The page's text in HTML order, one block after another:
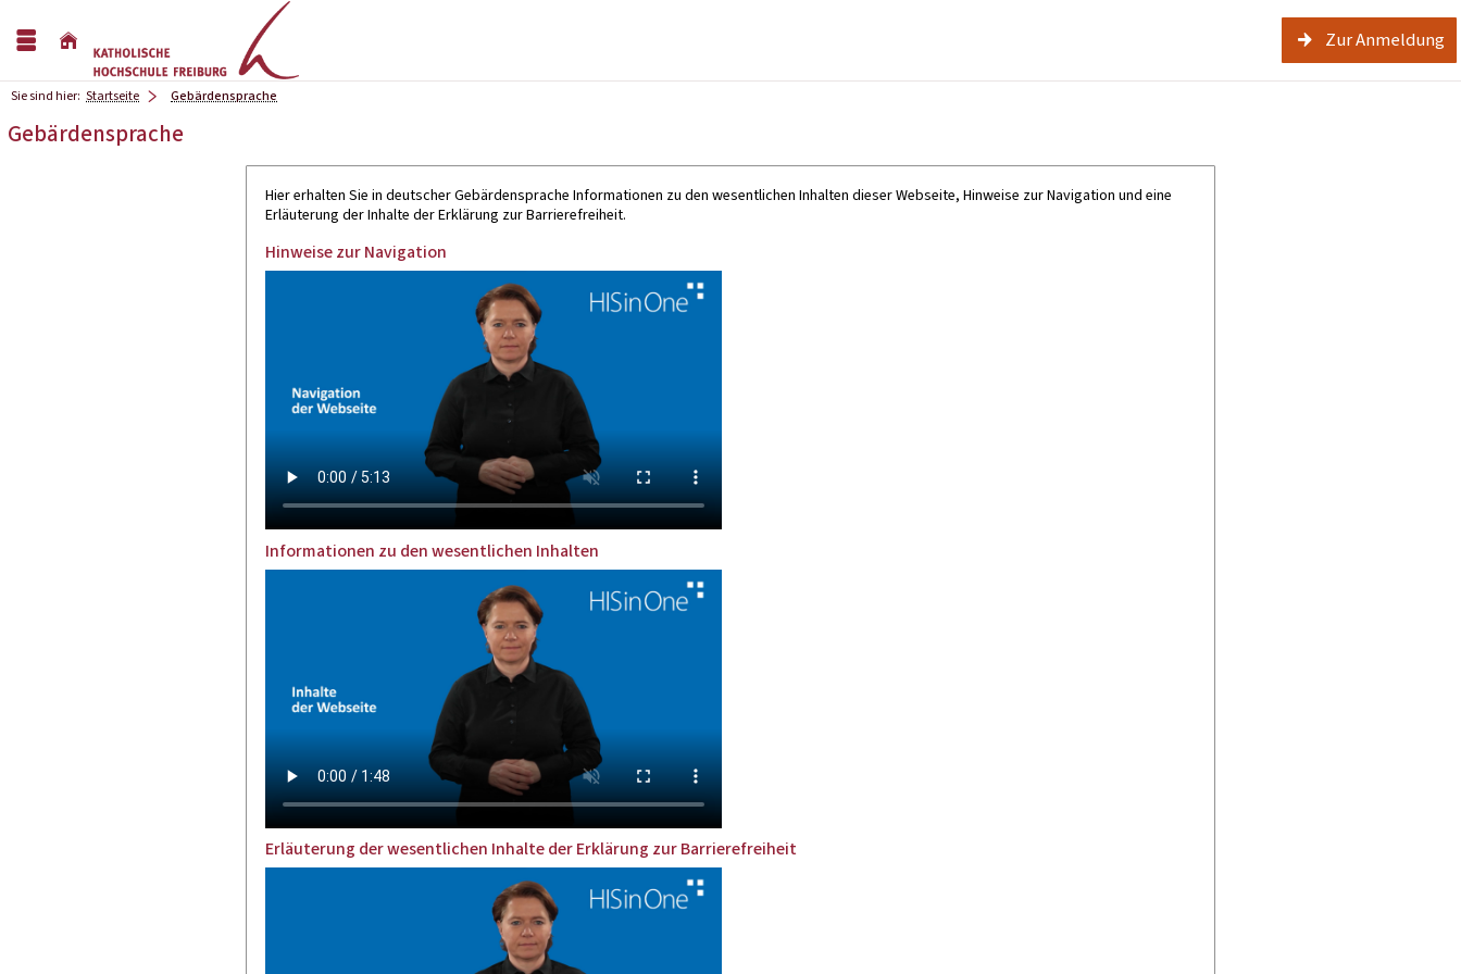
Zur Anmeldung
Sie sind hier: Startseite Gebärdensprache
Gebärdensprache
Hier erhalten Sie in deutscher Gebärdensprache Informationen zu den wesentlichen Inhalten dieser Webseite, Hinweise zur Navigation und eine
Erläuterung der Inhalte der Erklärung zur Barrierefreiheit.
Hinweise zur Navigation
Informationen zu den wesentlichen Inhalten
Erläuterung der wesentlichen Inhalte der Erklärung zur Barrierefreiheit